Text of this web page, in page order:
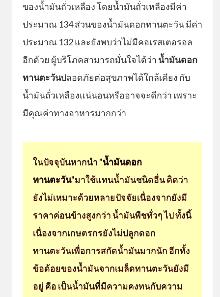
ของน้ำมันถั่วเหลือง โดยน้ำมันถั่วเหลืองมีค่า
ประมาณ 134 ส่วนของน้ำมันดอกทานตะวัน มีค่า
ประมาณ 132 และยังพบว่าไม่มีคอเรสเตอรอล
อีกด้วย ผู้บริโภคสามารถมั่นใจได้ว่า น้ำมันดอก
ทานตะวันปลอดภัยต่อสุขภาพได้ใกล้เคียง กับ
น้ำมันถั่วเหลืองแน่นอนหรืออาจจะดีกว่า เพราะ
มีคุณค่าทางอาหารมากกว่า
ในปัจจุบันหากนำ "น้ำมันดอก
ทานตะวัน"มาใช้แทนน้ำมันชนิดอื่น คิดว่า
ยังไม่เหมาะด้วยหลายปัจจัยเนื่องจากยังมี
ราคาค่อนข้างสูงกว่า น้ำมันพืชทั่วๆ ไป ทั้งนี้
เนื่องจากเกษตรกรยังไม่ปลูกดอก
ทานตะวันเพื่อการสกัดน้ำมันมากนัก อีกทั้ง
ข้อด้อยของน้ำมันจากเมล็ดทานตะวันยังมี
อยู่ คือ เป็นน้ำมันที่มีความคงทนกับความ